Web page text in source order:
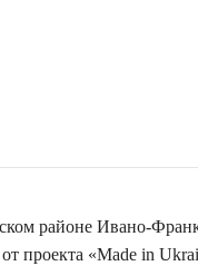
районе Ивано-
проекта «Made in